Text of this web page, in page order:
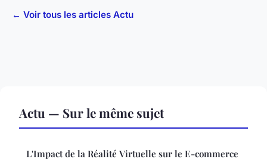
← Voir tous les articles Actu
Actu — Sur le même sujet
L'Impact de la Réalité Virtuelle sur le E-commerce